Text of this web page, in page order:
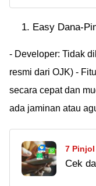
tidak
pilih!
Easy Dana-
- Developer: Tidak
resmi dari OJK) -
secara cepat dan
ada jaminan atau
7
Cek